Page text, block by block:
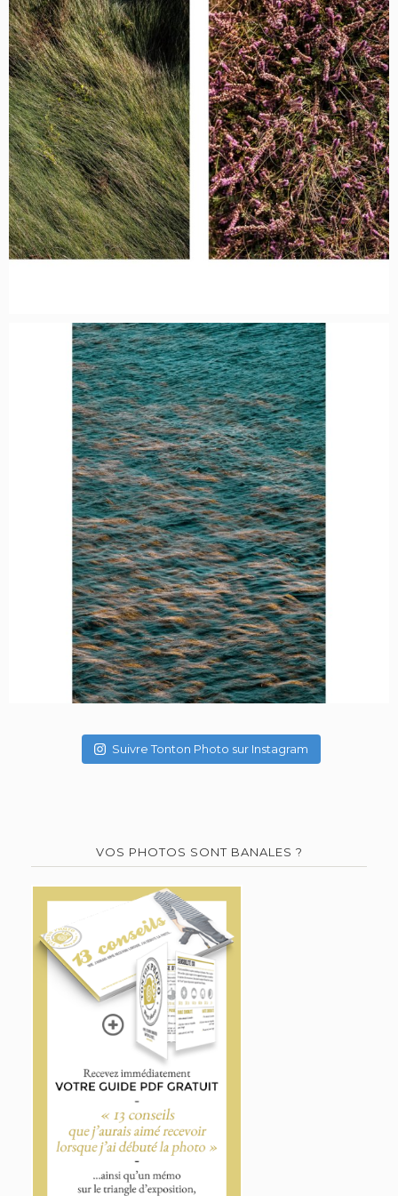
Suivre Tonton Photo sur Instagram
VOS PHOTOS SONT BANALES ?